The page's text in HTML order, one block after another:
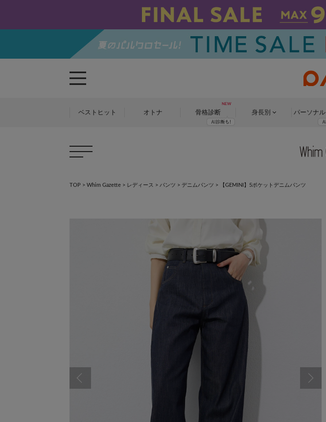
ベストヒット オトナ 骨格診断 身長別 パーソナル
TOP > Whim Gazette > レディース > パンツ > デニムパンツ > 【GEMINI】5ポケットデニムパンツ